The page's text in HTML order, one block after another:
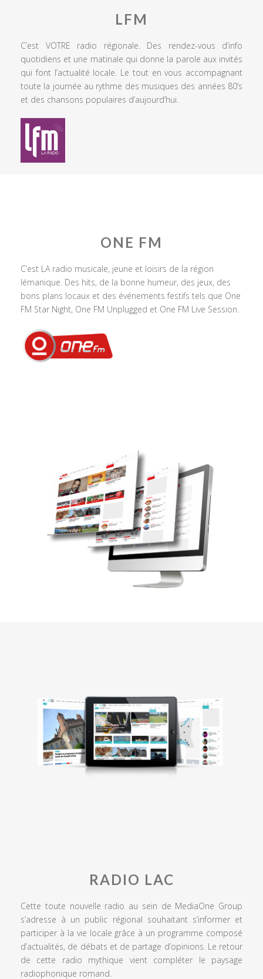
LFM
C’est VOTRE radio régionale. Des rendez-vous d’info
quotidiens et une matinale qui donne la parole aux invités
qui font l’actualité locale. Le tout en vous accompagnant
toute la journée au rythme des musiques des années 80’s
et des chansons populaires d’aujourd’hui.
ONE FM
C’est LA radio musicale, jeune et loisirs de la région
lémanique. Des hits, de la bonne humeur, des jeux, des
bons plans locaux et des événements festifs tels que One
FM Star Night, One FM Unplugged et One FM Live Session.
RADIO LAC
Cette toute nouvelle radio au sein de MediaOne Group
s’adresse à un public régional souhaitant s’informer et
participer à la vie locale grâce à un programme composé
d’actualités, de débats et de partage d’opinions. Le retour
de cette radio mythique vient compléter le paysage
radiophonique romand.